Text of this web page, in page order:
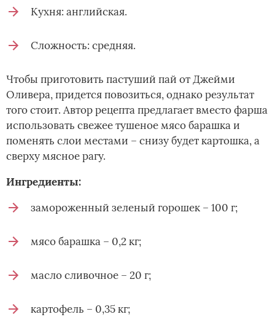
Кухня: английская.
Сложность: средняя.
Чтобы приготовить пастуший пай от Джейми
Оливера, придется повозиться, однако результат
того стоит. Автор рецепта предлагает вместо фарша
использовать свежее тушеное мясо барашка и
поменять слои местами – снизу будет картошка, а
сверху мясное рагу.­
Ингредиенты:
замороженный зеленый горошек – 100 г;
мясо барашка – 0,2 кг;
масло сливочное – 20 г;
картофель – 0,35 кг;